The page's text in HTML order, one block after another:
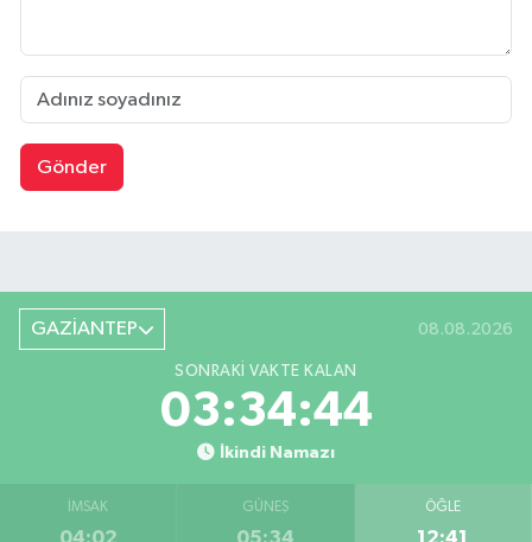
Gönder
GAZİANTEP 08.08.2026
SONRAKI VAKTE KALAN
03:34:43
İkindi Namazı
İMSAK GÜNEŞ ÖĞLE